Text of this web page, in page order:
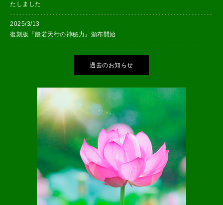
たしました
2025/3/13
復刻版『般若天行の神秘力』頒布開始
過去のお知らせ